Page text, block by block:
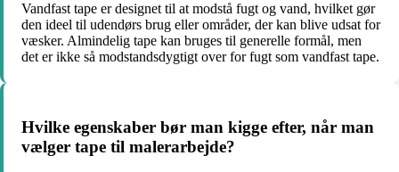
Vandfast tape er designet til at modstå fugt og vand, hvilket gør
den ideel til udendørs brug eller områder, der kan blive udsat for
væsker. Almindelig tape kan bruges til generelle formål, men
det er ikke så modstandsdygtigt over for fugt som vandfast tape.
Hvilke egenskaber bør man kigge efter, når man
vælger tape til malerarbejde?